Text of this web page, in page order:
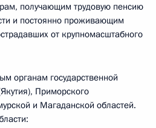
получающим трудовую пенсию
и постоянно проживающим
от крупномасштабного
органам государственной
Приморского
и Магаданской областей.